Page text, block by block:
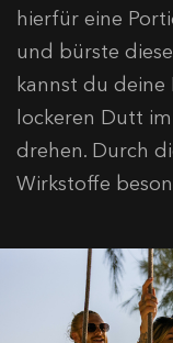
hierfür eine
und bürste
kannst du deine
lockeren Dutt
drehen. Durch
Wirkstoffe